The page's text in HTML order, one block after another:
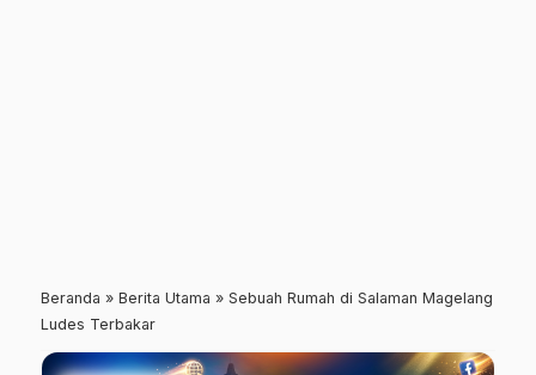
Beranda » Berita Utama » Sebuah Rumah di Salaman Magelang
Ludes Terbakar